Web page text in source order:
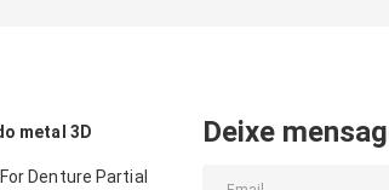
metal 3D
Denture Partial
Deixe